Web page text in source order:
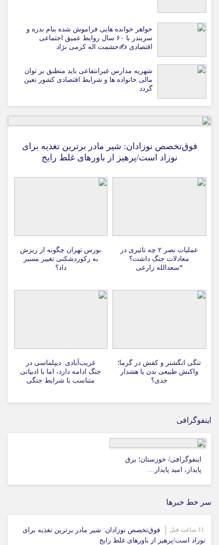
خواهر خوانده هایی فراموش شده بنام بدره و
سربندر با ۶۰ سال روابط عمیق اجتماعی
اقتصادی ✍حشمت اله کرمی نژاد
شهریه مدارس غیرانتفاعی باید منطبق بر توان
مالی خانواده ها و شرایط اقتصادی کشور تعین
گردد
فوق‌تخصص نوزادان: شیر مادر برترین تغذیه برای
نوزاد است/پرهیز از باورهای غلط رایج
عملیات نصر ۲ چه تاثیری در
معادلات جنگ داشت؟
*سعدالله زارعی
بورس تهران چگونه از ریزش
به رکوردشکنی تغییر مسیر
داد؟
تنگی انگشتر و کفش در گرما؛
واکنش طبیعی بدن یا هشدار
جدی؟
غریب‌آبادی: دیپلماسی در
جنگ ادامه دارد، اما با ادبیاتی
متناسب با شرایط جنگی
اینفوگرافی
اینفوگرافی/ خوزستان؛ برق
پایدار، امید پایدار…
سر خط خبرها
فوق‌تخصص نوزادان: شیر مادر برترین تغذیه برای
نوزاد است/پرهیز از باورهای غلط رایج